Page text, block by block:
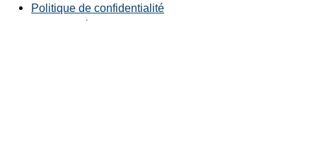
Politique de confidentialité
Mentions légales